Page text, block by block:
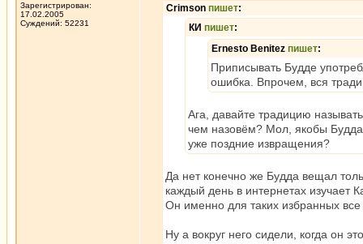
Зарегистрирован:
17.02.2005
Суждений: 52231
Crimson пишет:
КИ пишет:
Ernesto Benitez пишет:
Приписывать Будде
ошибка. Впрочем, вся
Ага, давайте традицию
чем назовём? Мол, якобы
уже поздние извращения?
Да нет конечно же Будда вещал
каждый день в интернетах изучает
Он именно для таких избранных
Ну а вокруг него сидели, когда он